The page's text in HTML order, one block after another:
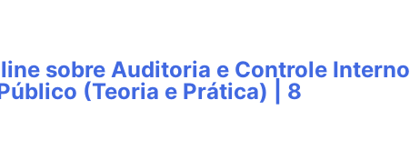
sobre Auditoria e Controle Interno
(Teoria e Prática) | 8